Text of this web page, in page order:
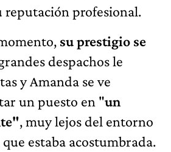
reputación profesional.
su prestigio se
despachos le
y Amanda se ve
un puesto en "un
, muy lejos del entorno
estaba acostumbrada.